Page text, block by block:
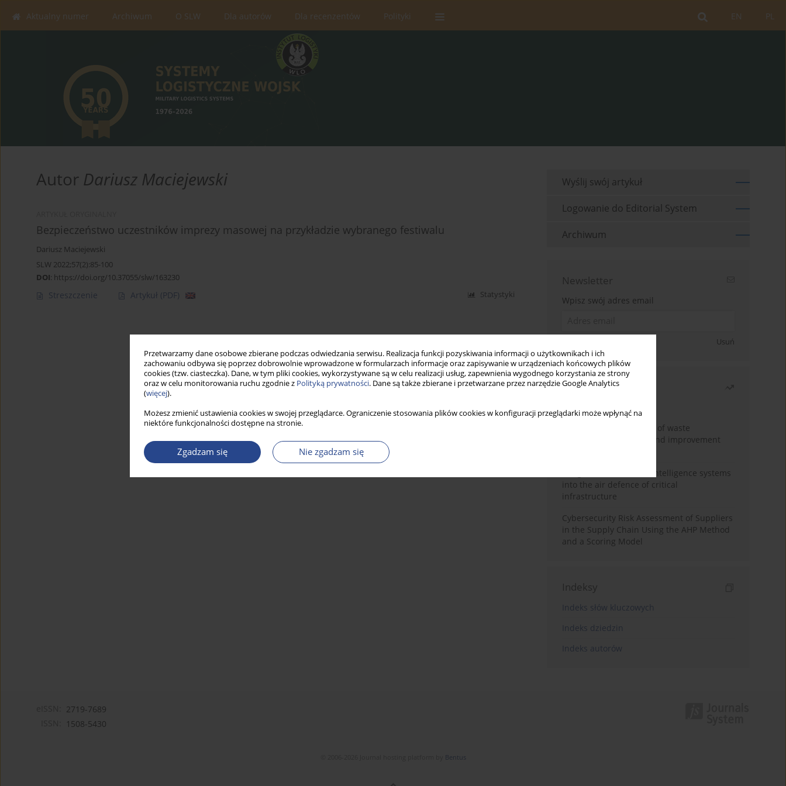
Przetwarzamy dane osobowe zbierane podczas odwiedzania serwisu. Realizacja funkcji pozyskiwania informacji o użytkownikach i ich
zachowaniu odbywa się poprzez dobrowolnie wprowadzone w formularzach informacje oraz zapisywanie w urządzeniach końcowych plików
cookies (tzw. ciasteczka). Dane, w tym pliki cookies, wykorzystywane są w celu realizacji usług, zapewnienia wygodnego korzystania ze strony
oraz w celu monitorowania ruchu zgodnie z Polityką prywatności. Dane są także zbierane i przetwarzane przez narzędzie Google Analytics
(więcej).
Możesz zmienić ustawienia cookies w swojej przeglądarce. Ograniczenie stosowania plików cookies w konfiguracji przeglądarki może wpłynąć na
niektóre funkcjonalności dostępne na stronie.
Zgadzam się Nie zgadzam się
PL
EN
Aktualny numer Archiwum O SLW Dla autorów Dla recenzentów Polityki
Autor Dariusz Maciejewski
Bezpieczeństwo uczestników imprezy masowej na przykładzie wybranego festiwalu
Dariusz Maciejewski
SLW 2022;57(2):85-100
DOI: https://doi.org/10.37055/slw/163230
Streszczenie Artykuł (PDF) Statystyki
Wyślij swój artykuł
Logowanie do Editorial System
Archiwum
Newsletter
Wpisz swój adres email
Usuń
Najczęściej czytane
Analysis and evaluation of waste
management logistics and improvement
Integration of artificial intelligence systems
into the air defence of critical
infrastructure
Cybersecurity Risk Assessment of Suppliers
in the Supply Chain Using the AHP Method
and a Scoring Model
Indeksy
Indeks słów kluczowych
Indeks dziedzin
Indeks autorów
2719-7689
1508-5430
Bentus